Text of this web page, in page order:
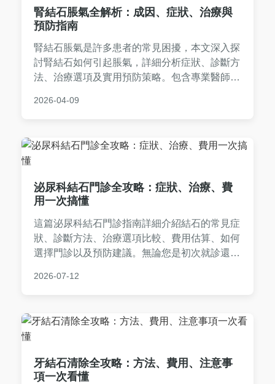
腎結石脹氣全解析：成因、症狀、治療與
預防指南
腎結石脹氣是許多患者的常見困擾，本文深入探
討腎結石如何引起脹氣，詳細分析症狀、診斷方
法、治療選項及實用預防策略。包含專業醫師建
不適。閱讀後，您將全面了解腎結石脹氣的關
2026-04-09
泌尿科結石門診全攻略：症狀、治療、費
用一次搞懂
這篇泌尿科結石門診指南詳細介紹結石的常見症
狀、診斷方法、治療選項比較、費用估算、如何
選擇門診以及預防建議。無論您是初次就診還是
決策。內容基於實際醫療知識，避免空洞理論，
2026-07-12
牙結石清除全攻略：方法、費用、注意事
項一次看懂